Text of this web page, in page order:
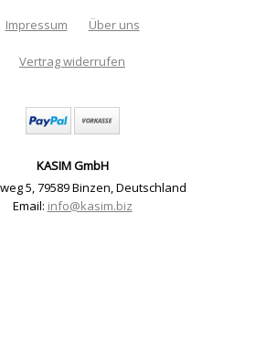
Impressum Über uns
Vertrag widerrufen
KASIM GmbH
5,79589 Binzen,Deutschland
Email: info@kasim.biz